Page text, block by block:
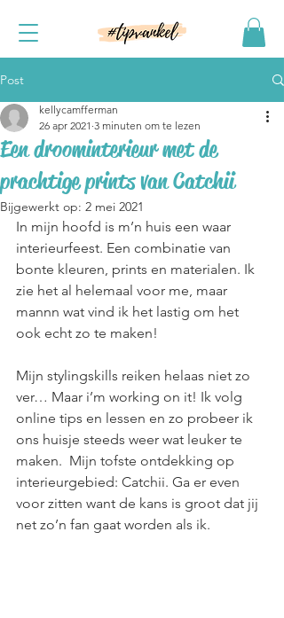
Post
Een droominterieur met de
prachtige prints van Catchii
kellycamfferman
26 apr 2021 3 minuten om te lezen
Bijgewerkt op: 2 mei 2021
In mijn hoofd is m’n huis een waar
interieurfeest. Een combinatie van
bonte kleuren, prints en materialen. Ik
zie het al helemaal voor me, maar
mannn wat vind ik het lastig om het
ook echt zo te maken!
Mijn stylingskills reiken helaas niet zo
ver… Maar i’m working on it! Ik volg
online tips en lessen en zo probeer ik
ons huisje steeds weer wat leuker te
maken.  Mijn tofste ontdekking op
interieurgebied: Catchii. Ga er even
voor zitten want de kans is groot dat jij
net zo’n fan gaat worden als ik.